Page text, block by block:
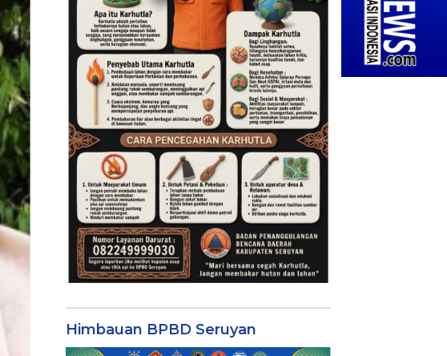
Himbauan BPBD Seruyan